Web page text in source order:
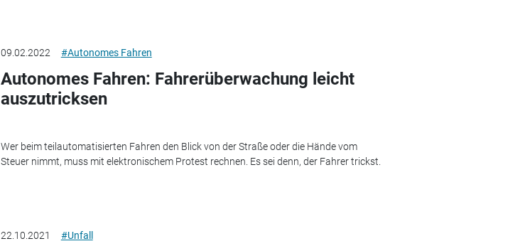
09.02.2022 #Autonomes Fahren
Autonomes Fahren: Fahrerüberwachung leicht
auszutricksen
Wer beim teilautomatisierten Fahren den Blick von der Straße oder die Hände vom
Steuer nimmt, muss mit elektronischem Protest rechnen. Es sei denn, der Fahrer trickst.
22.10.2021 #Unfall